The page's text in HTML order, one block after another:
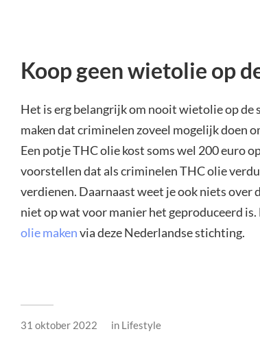
Koop geen wietolie op
Het is erg belangrijk om nooit wietolie op de
maken dat criminelen zoveel mogelijk doen
Een potje THC olie kost soms wel 200 euro
voorstellen dat als criminelen THC olie
verdienen. Daarnaast weet je ook niets over
niet op wat voor manier het geproduceerd
olie makenvia deze Nederlandse stichting.
31 oktober 2022 in Lifestyle